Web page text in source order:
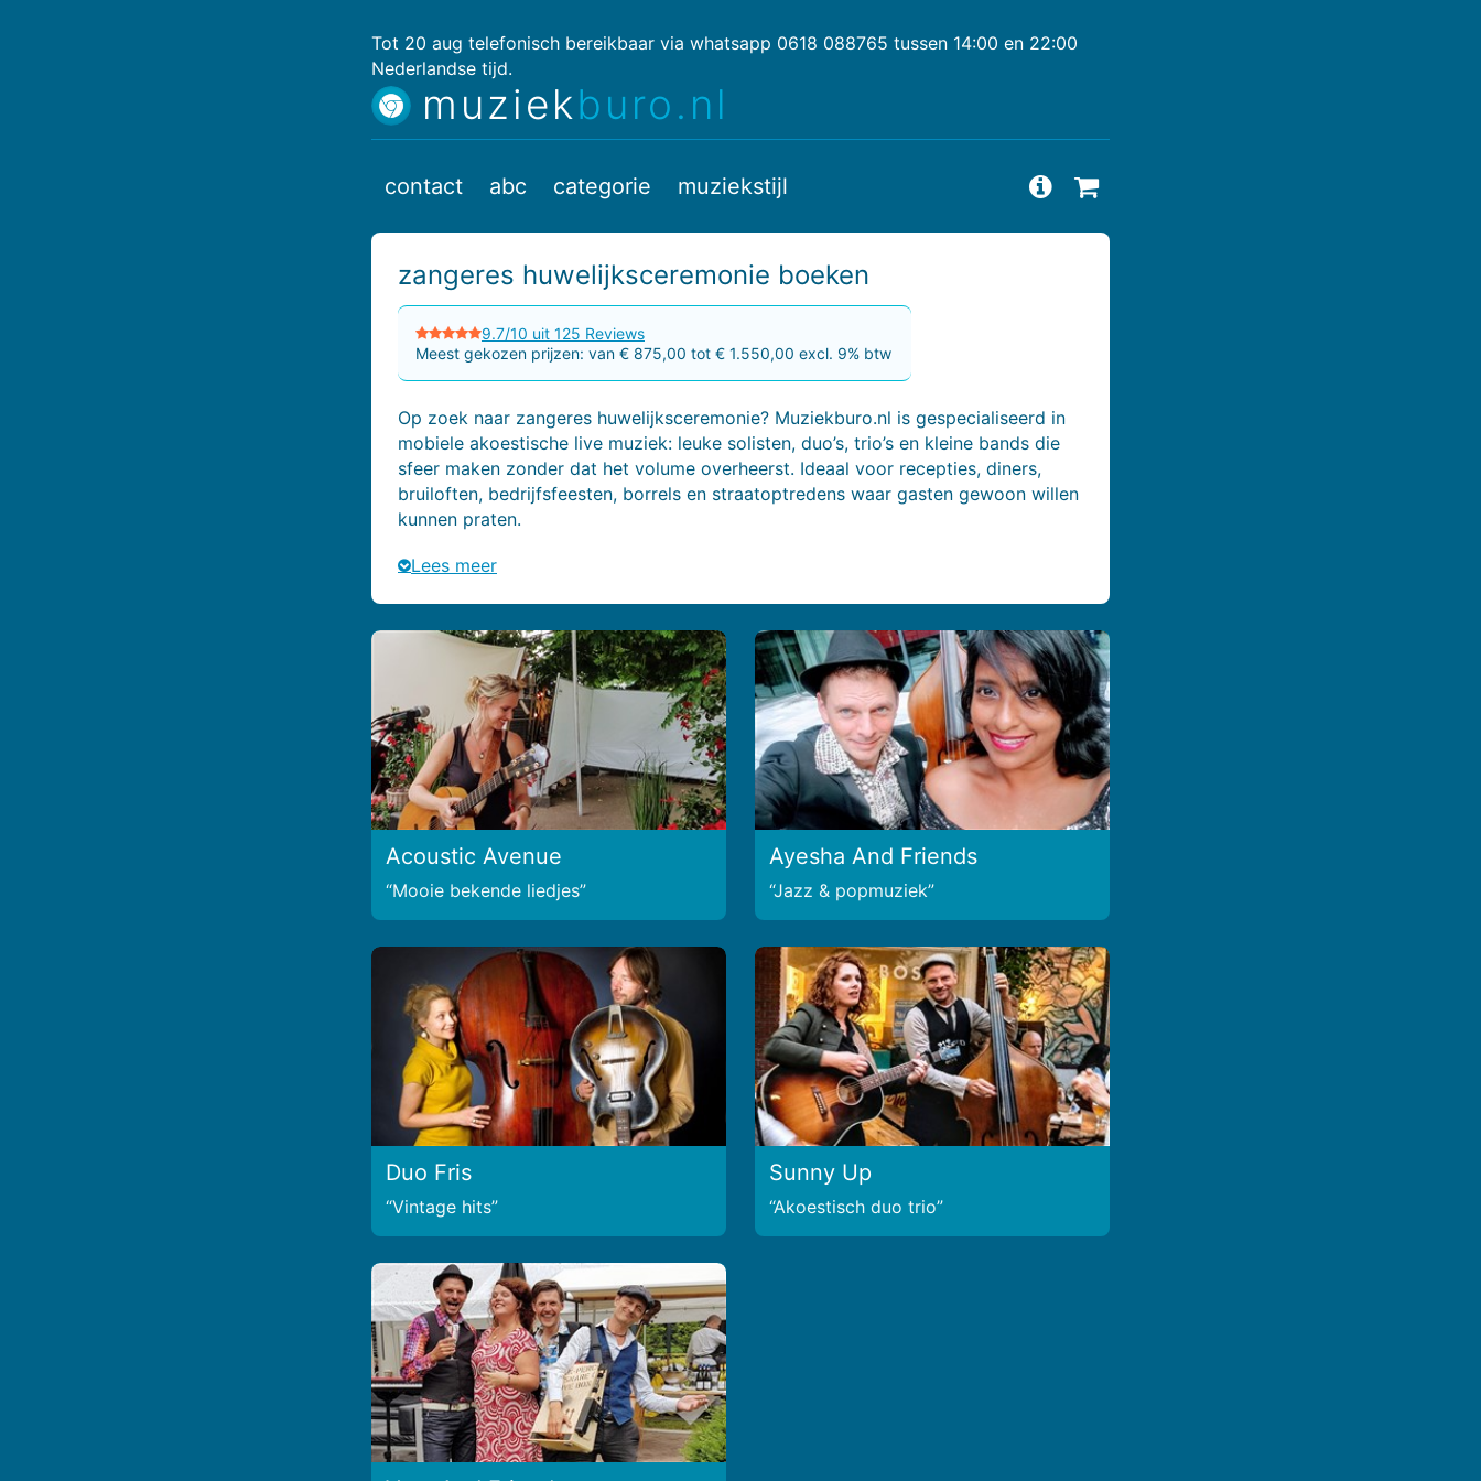
Tot 20 aug telefonisch bereikbaar via whatsapp 0618 088765 tussen 14:00 en 22:00
Nederlandse tijd.
muziekburo.nl
zangeres huwelijksceremonie boeken
9.7/10 uit 125 Reviews
Meest gekozen prijzen: van € 875,00 tot € 1.550,00 excl. 9% btw
Op zoek naar zangeres huwelijksceremonie? Muziekburo.nl is gespecialiseerd in
mobiele akoestische live muziek: leuke solisten, duo’s, trio’s en kleine bands die
sfeer maken zonder dat het volume overheerst. Ideaal voor recepties, diners,
bruiloften, bedrijfsfeesten, borrels en straatoptredens waar gasten gewoon willen
kunnen praten.
Lees meer
Acoustic Avenue
Mooie bekende liedjes
Ayesha And Friends
Jazz & popmuziek
Duo Fris
Vintage hits
Sunny Up
Akoestisch duo trio
contact abc categorie muziekstijl Vragen en antwoorden bekijken
Beschikbaarheid aanvragen